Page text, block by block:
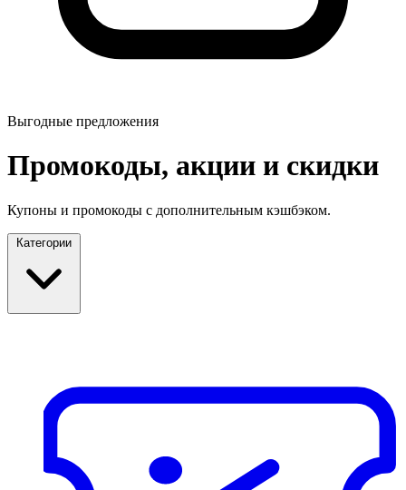
Выгодные предложения
Промокоды, акции и скидки
Купоны и промокоды с дополнительным кэшбэком.
Категории